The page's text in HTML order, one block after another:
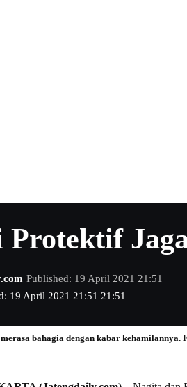
Protektif
19 April 2021 21:51 21:51
Published: 19 April 2021 21:51
bahagia dengan kabar kehamilannya.